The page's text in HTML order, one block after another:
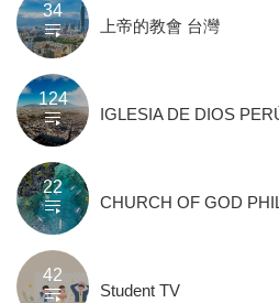
34
上帝的教會 台灣
124
IGLESIA DE DIOS
22
CHURCH OF GOD
42
Student TV